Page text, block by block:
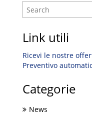
Link utili
Ricevi le nostre
Preventivo
Categorie
News